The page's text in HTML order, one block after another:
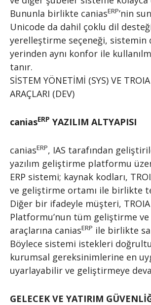
Bununla birlikte caniasERP’nin
Unicode da dahil çoklu dil
yerelleştirme seçeneği, sistemin
yerinden aynı konfor ile
tanır.
SİSTEM YÖNETİMİ (SYS) VE
ARAÇLARI (DEV)
caniasERP YAZILIM ALTYAPISI
caniasERP, IAS tarafından
yazılım geliştirme platformu
ERP sistemi; kaynak kodları,
ve geliştirme ortamı ile birlikte
Diğer bir ifadeyle müşteri, TROIA
Platformu’nun tüm geliştirme
araçlarına caniasERP ile birlikte
Böylece sistemi istekleri
kurumsal gereksinimlerine en
uyarlayabilir ve geliştirmeye
GELECEK VE YATIRIM